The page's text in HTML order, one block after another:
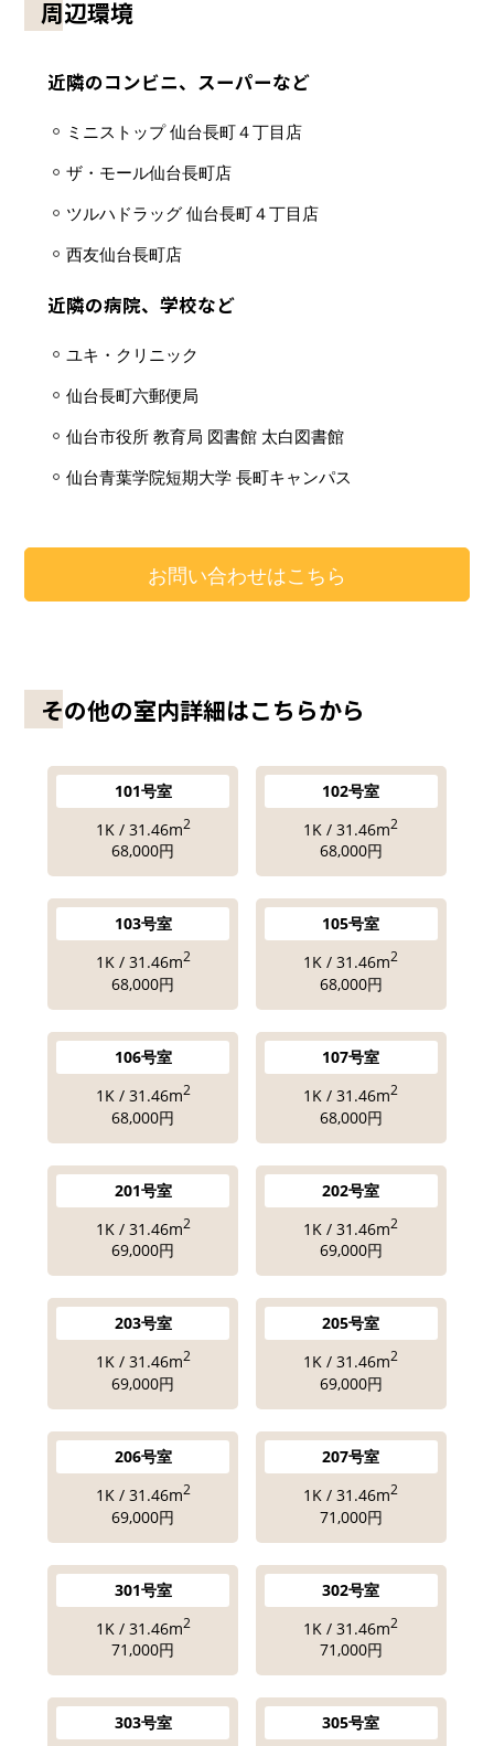
周辺環境
近隣のコンビニ、スーパーなど
ミニストップ 仙台長町４丁目店
ザ・モール仙台長町店
ツルハドラッグ 仙台長町４丁目店
西友仙台長町店
近隣の病院、学校など
ユキ・クリニック
仙台長町六郵便局
仙台市役所 教育局 図書館 太白図書館
仙台青葉学院短期大学 長町キャンパス
お問い合わせはこちら
その他の室内詳細はこちらから
101号室
1K / 31.46m2
68,000円
102号室
1K / 31.46m2
68,000円
103号室
1K / 31.46m2
68,000円
105号室
1K / 31.46m2
68,000円
106号室
1K / 31.46m2
68,000円
107号室
1K / 31.46m2
68,000円
201号室
1K / 31.46m2
69,000円
202号室
1K / 31.46m2
69,000円
203号室
1K / 31.46m2
69,000円
205号室
1K / 31.46m2
69,000円
206号室
1K / 31.46m2
69,000円
207号室
1K / 31.46m2
71,000円
301号室
1K / 31.46m2
71,000円
302号室
1K / 31.46m2
71,000円
303号室
305号室